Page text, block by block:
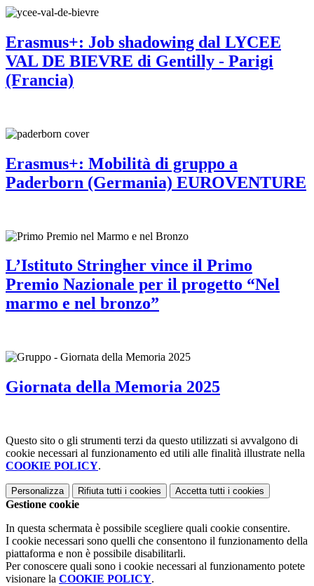
Erasmus+: Job shadowing dal LYCEE
VAL DE BIEVRE di Gentilly - Parigi
(Francia)
Erasmus+: Mobilità di gruppo a
Paderborn (Germania) EUROVENTURE
L’Istituto Stringher vince il Primo
Premio Nazionale per il progetto “Nel
marmo e nel bronzo”
Giornata della Memoria 2025
Questo sito o gli strumenti terzi da questo utilizzati si avvalgono di
cookie necessari al funzionamento ed utili alle finalità illustrate nella
COOKIE POLICY.
Personalizza Rifiuta tutti i cookies Accetta tutti i cookies
Gestione cookie
In questa schermata è possibile scegliere quali cookie consentire.
I cookie necessari sono quelli che consentono il funzionamento della
piattaforma e non è possibile disabilitarli.
Per conoscere quali sono i cookie necessari al funzionamento potete
visionare la COOKIE POLICY.